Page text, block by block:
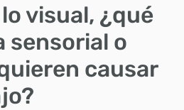
visual, ¿qué
sensorial o
causar